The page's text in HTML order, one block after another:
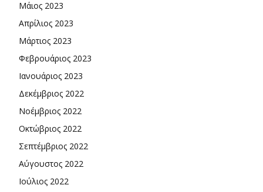
Μάιος 2023
Απρίλιος 2023
Μάρτιος 2023
Φεβρουάριος 2023
Ιανουάριος 2023
Δεκέμβριος 2022
Νοέμβριος 2022
Οκτώβριος 2022
Σεπτέμβριος 2022
Αύγουστος 2022
Ιούλιος 2022